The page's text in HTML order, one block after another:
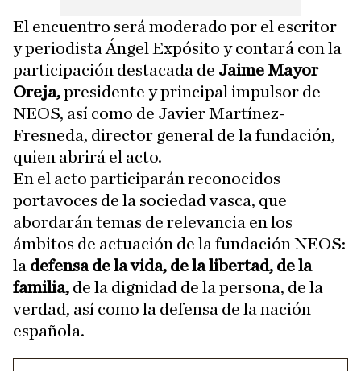
El encuentro será moderado por el escritor
y periodista Ángel Expósito y contará con la
participación destacada de Jaime Mayor
Oreja,presidente y principal impulsor de
NEOS, así como de Javier Martínez-
Fresneda, director general de la fundación,
quien abrirá el acto.
En el acto participarán reconocidos
portavoces de la sociedad vasca, que
abordarán temas de relevancia en los
ámbitos de actuación de la fundación NEOS:
la defensa de la vida, de la libertad, de la
familia, de la dignidad de la persona, de la
verdad, así como la defensa de la nación
española.